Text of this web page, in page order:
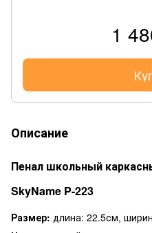
1
Описание
Пенал школьный
SkyName P-223
Размер: длина: 22.5см,